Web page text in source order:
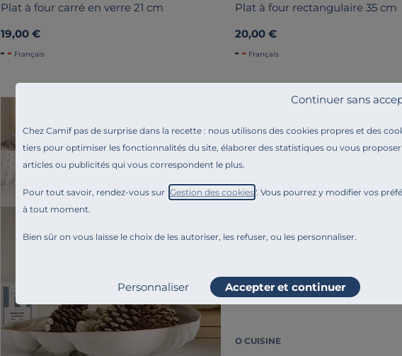
Chez Camif pas de surprise dans la recette : nous utilisons des cookies propres et des
tiers pour optimiser les fonctionnalités du site, élaborer des statistiques ou vous proposer
articles ou publicités qui vous correspondent le plus.
Pour tout savoir, rendez-vous sur " Gestion des cookies". Vous pourrez y modifier vos
à tout moment.
Bien sûr on vous laisse le choix de les autoriser, les refuser, ou les personnaliser.
Continuer sans
Personnaliser Accepter et continuer
Plat à four carré en verre 21 cm
19,00 €
Français
Plat à four rectangulaire 35 cm
20,00 €
Français
O CUISINE